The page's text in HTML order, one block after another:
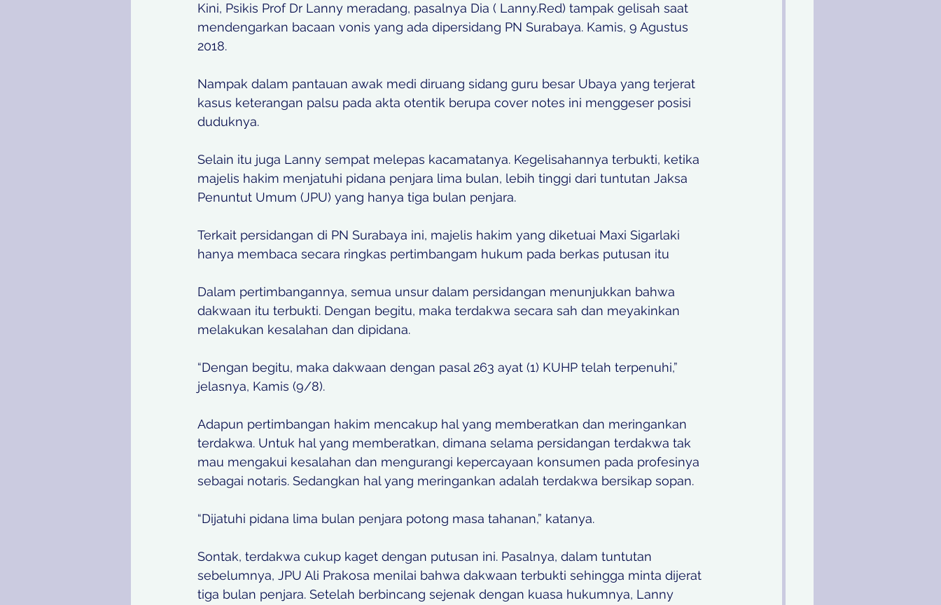
Kini, Psikis Prof Dr Lanny meradang, pasalnya Dia ( Lanny.Red) tampak gelisah saat
mendengarkan bacaan vonis yang ada dipersidang PN Surabaya. Kamis, 9 Agustus
2018.
Nampak dalam pantauan awak medi diruang sidang guru besar Ubaya yang terjerat
kasus keterangan palsu pada akta otentik berupa cover notes ini menggeser posisi
duduknya.
Selain itu juga Lanny sempat melepas kacamatanya. Kegelisahannya terbukti, ketika
majelis hakim menjatuhi pidana penjara lima bulan, lebih tinggi dari tuntutan Jaksa
Penuntut Umum (JPU) yang hanya tiga bulan penjara.
Terkait persidangan di PN Surabaya ini, majelis hakim yang diketuai Maxi Sigarlaki
hanya membaca secara ringkas pertimbangam hukum pada berkas putusan itu
Dalam pertimbangannya, semua unsur dalam persidangan menunjukkan bahwa
dakwaan itu terbukti. Dengan begitu, maka terdakwa secara sah dan meyakinkan
melakukan kesalahan dan dipidana.
“Dengan begitu, maka dakwaan dengan pasal 263 ayat (1) KUHP telah terpenuhi,”
jelasnya, Kamis (9/8).
Adapun pertimbangan hakim mencakup hal yang memberatkan dan meringankan
terdakwa. Untuk hal yang memberatkan, dimana selama persidangan terdakwa tak
mau mengakui kesalahan dan mengurangi kepercayaan konsumen pada profesinya
sebagai notaris. Sedangkan hal yang meringankan adalah terdakwa bersikap sopan.
“Dijatuhi pidana lima bulan penjara potong masa tahanan,” katanya.
Sontak, terdakwa cukup kaget dengan putusan ini. Pasalnya, dalam tuntutan
sebelumnya, JPU Ali Prakosa menilai bahwa dakwaan terbukti sehingga minta dijerat
tiga bulan penjara. Setelah berbincang sejenak dengan kuasa hukumnya, Lanny